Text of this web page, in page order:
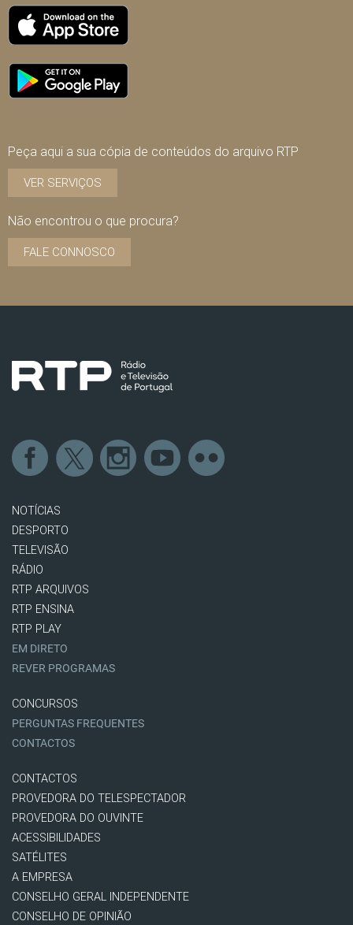
Peça aqui a sua cópia de conteúdos do arquivo RTP
VER SERVIÇOS
Não encontrou o que procura?
FALE CONNOSCO
NOTÍCIAS
DESPORTO
TELEVISÃO
RÁDIO
RTP ARQUIVOS
RTP ENSINA
RTP PLAY
EM DIRETO
REVER PROGRAMAS
CONCURSOS
PERGUNTAS FREQUENTES
CONTACTOS
CONTACTOS
PROVEDORA DO TELESPECTADOR
PROVEDORA DO OUVINTE
ACESSIBILIDADES
SATÉLITES
A EMPRESA
CONSELHO GERAL INDEPENDENTE
CONSELHO DE OPINIÃO